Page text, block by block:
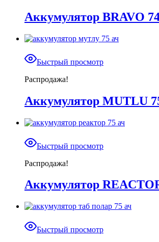
Аккумулятор BRAVO
Быстрый просмотр
Распродажа!
Аккумулятор MUTLU
Быстрый просмотр
Распродажа!
Аккумулятор
Быстрый просмотр